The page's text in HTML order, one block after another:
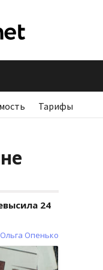
Тарифы
24
Ольга Опенько